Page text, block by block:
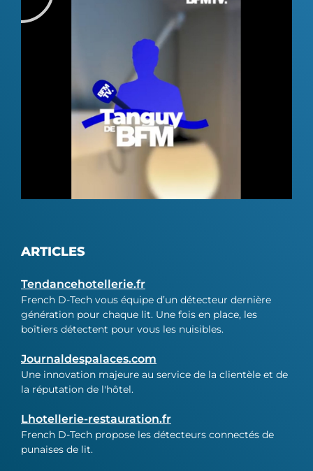
ARTICLES
Tendancehotellerie.fr
French D-Tech vous équipe d’un détecteur dernière
génération pour chaque lit. Une fois en place, les
boîtiers détectent pour vous les nuisibles.
Journaldespalaces.com
Une innovation majeure au service de la clientèle et de
la réputation de l'hôtel.
Lhotellerie-restauration.fr
French D-Tech propose les détecteurs connectés de
punaises de lit.